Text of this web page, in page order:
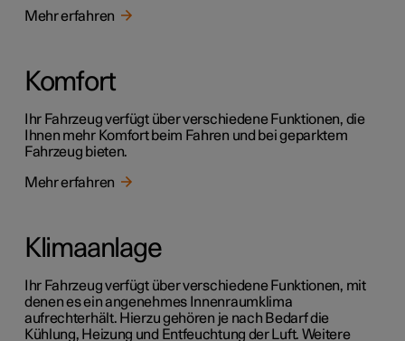
Mehr erfahren
Komfort
Ihr Fahrzeug verfügt über verschiedene Funktionen, die
Ihnen mehr Komfort beim Fahren und bei geparktem
Fahrzeug bieten.
Mehr erfahren
Klimaanlage
Ihr Fahrzeug verfügt über verschiedene Funktionen, mit
denen es ein angenehmes Innenraumklima
aufrechterhält. Hierzu gehören je nach Bedarf die
Kühlung, Heizung und Entfeuchtung der Luft. Weitere